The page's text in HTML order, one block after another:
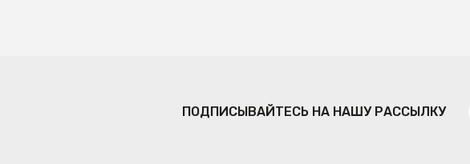
ПОДПИСЫВАЙТЕСЬ НА НАШУ РАССЫЛКУ